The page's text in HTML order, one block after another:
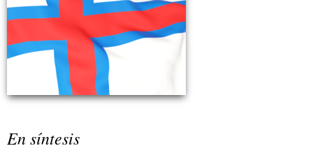
En síntesis